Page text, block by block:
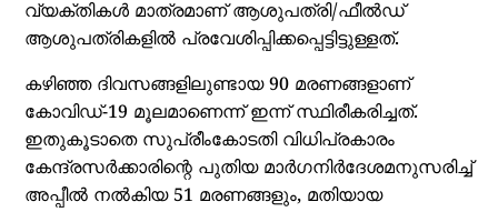
വ്യക്തികള്‍ മാത്രമാണ് ആശുപത്രി/ഫീല്‍ഡ്
ആശുപത്രികളില്‍ പ്രവേശിപ്പിക്കപ്പെട്ടിട്ടുള്ളത്.
കഴിഞ്ഞ ദിവസങ്ങളിലുണ്ടായ 90 മരണങ്ങളാണ്
കോവിഡ്-19 മൂലമാണെന്ന് ഇന്ന് സ്ഥിരീകരിച്ചത്.
ഇതുകൂടാതെ സുപ്രീംകോടതി വിധിപ്രകാരം
കേന്ദ്രസര്‍ക്കാരിന്റെ പുതിയ മാര്‍ഗനിര്‍ദേശമനുസരിച്ച്
അപ്പീല്‍ നല്‍കിയ 51 മരണങ്ങളും, മതിയായ